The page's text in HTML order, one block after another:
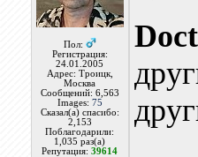
Пол:
Регистрация:
24.01.2005
Адрес: Троицк,
Москва
Сообщений: 6,563
Images: 75
Сказал(а) спасибо:
2,153
Поблагодарили:
1,035 раз(а)
Репутация:39614